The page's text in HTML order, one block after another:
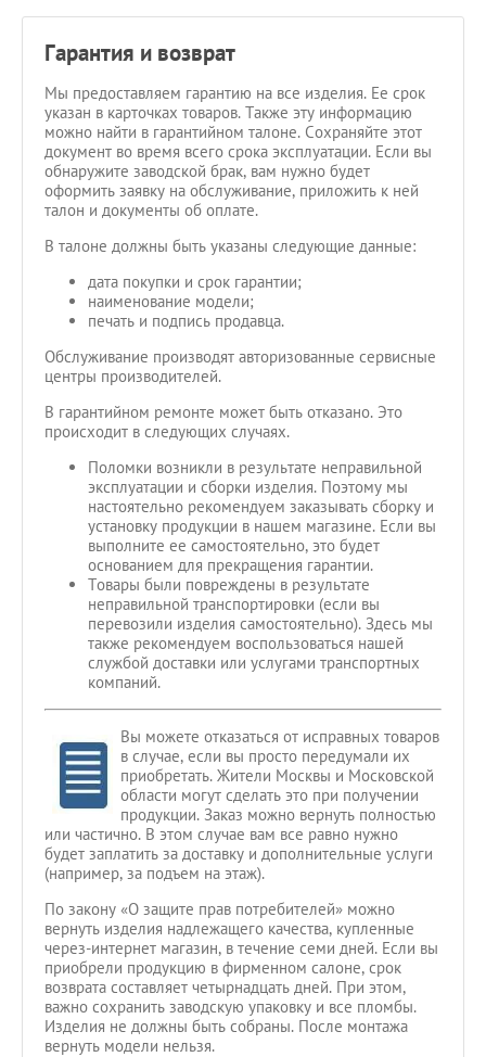
Гарантия и возврат
Мы предоставляем гарантию на все изделия. Ее срок
указан в карточках товаров. Также эту информацию
можно найти в гарантийном талоне. Сохраняйте этот
документ во время всего срока эксплуатации. Если вы
обнаружите заводской брак, вам нужно будет
оформить заявку на обслуживание, приложить к ней
талон и документы об оплате.
В талоне должны быть указаны следующие данные:
дата покупки и срок гарантии;
наименование модели;
печать и подпись продавца.
Обслуживание производят авторизованные сервисные
центры производителей.
В гарантийном ремонте может быть отказано. Это
происходит в следующих случаях.
Поломки возникли в результате неправильной
эксплуатации и сборки изделия. Поэтому мы
настоятельно рекомендуем заказывать сборку и
установку продукции в нашем магазине. Если вы
выполните ее самостоятельно, это будет
основанием для прекращения гарантии.
Товары были повреждены в результате
неправильной транспортировки (если вы
перевозили изделия самостоятельно). Здесь мы
также рекомендуем воспользоваться нашей
службой доставки или услугами транспортных
компаний.
Вы можете отказаться от исправных товаров
в случае, если вы просто передумали их
приобретать. Жители Москвы и Московской
области могут сделать это при получении
продукции. Заказ можно вернуть полностью
или частично. В этом случае вам все равно нужно
будет заплатить за доставку и дополнительные услуги
(например, за подъем на этаж).
По закону «О защите прав потребителей» можно
вернуть изделия надлежащего качества, купленные
через-интернет магазин, в течение семи дней. Если вы
приобрели продукцию в фирменном салоне, срок
возврата составляет четырнадцать дней. При этом,
важно сохранить заводскую упаковку и все пломбы.
Изделия не должны быть собраны. После монтажа
вернуть модели нельзя.